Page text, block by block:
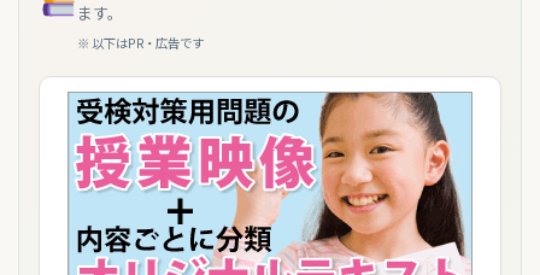
ます。
※ 以下はPR・広告です